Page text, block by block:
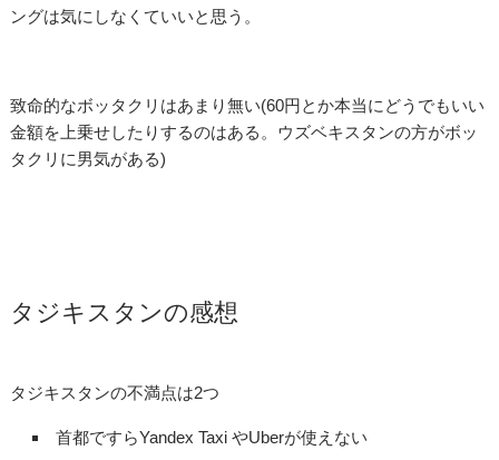
ングは気にしなくていいと思う。
致命的なボッタクリはあまり無い(60円とか本当にどうでもいい
金額を上乗せしたりするのはある。ウズベキスタンの方がボッ
タクリに男気がある)
タジキスタンの感想
タジキスタンの不満点は2つ
首都ですらYandex Taxi やUberが使えない